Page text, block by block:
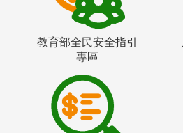
教育部全民安全指引
專區